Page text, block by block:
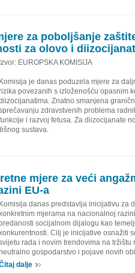
za poboljšanje
za olovo i
Izvor: EUROPSKA KOMISIJA
Komisija je danas poduzela mjere za
povezanih s izloženošću opasnim
Znatno smanjena
zdravstvenih problema
i razvoj fetusa. Za diizocijanate
sustava.
mjere za veći
EU-a
Komisija danas predstavlja inicijativu za
konkretnim mjerama na nacionalnoj
socijalnom dijalogu kao
konkurentnosti. Cilj je inicijative osnažiti
rada i novim trendovima na
gospodarstvo i pojave novih
dalje